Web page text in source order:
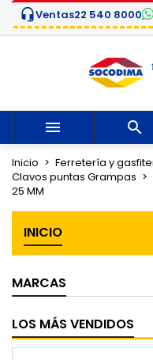
headset_micVentas22 540 8000
 
Inicio Ferretería y
Clavos puntas Grampas
25 MM
INICIO
MARCAS
LOS MÁS VENDIDOS
Mi lista de
Crear nueva lista
Crear lista
Nombre de la lista
Iniciar sesión
Debe iniciar sesión
lista de deseos.